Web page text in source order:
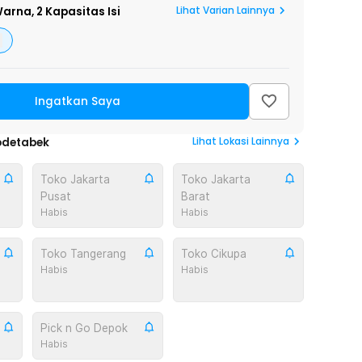
2 Kapasitas Isi Lihat Varian Lainnya
Ingatkan Saya
Lihat Lokasi Lainnya
Toko Jakarta
Pusat
Habis
Toko Jakarta
Barat
Habis
Toko Tangerang
Habis
Toko Cikupa
Habis
Pick n Go Depok
Habis